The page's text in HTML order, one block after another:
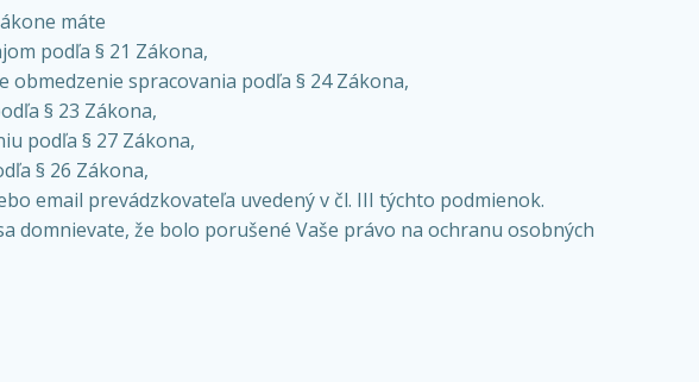
máte
podľa § 21 Zákona,
spracovania podľa § 24 Zákona,
§ 23 Zákona,
podľa § 27 Zákona,
§ 26 Zákona,
email prevádzkovateľa uvedený v čl. III týchto podmienok.
domnievate, že bolo porušené Vaše právo na ochranu osobných